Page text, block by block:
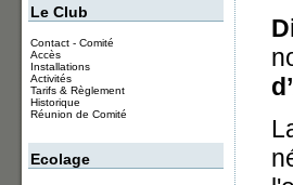
Le Club
Contact - Comité
Accès
Installations
Activités
Tarifs & Règlement
Historique
Réunion de Comité
Ecolage